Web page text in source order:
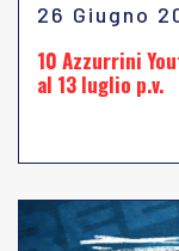
26 Giugno
10 Azzurrini
al 13 luglio p.v.